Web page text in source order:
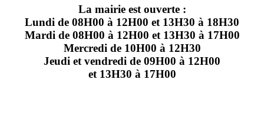
La mairie est ouverte :
Lundi de 08H00 à 12H00 et 13H30 à 18H30
Mardi de 08H00 à 12H00 et 13H30 à 17H00
Mercredi de 10H00 à 12H30
Jeudi et vendredi de 09H00 à 12H00
et 13H30 à 17H00